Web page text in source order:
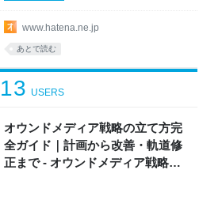
www.hatena.ne.jp
あとで読む
オウンドメディア戦略の立て方完
全ガイド｜計画から改善・軌道修
正まで - オウンドメディア戦略ラ
13 USERS